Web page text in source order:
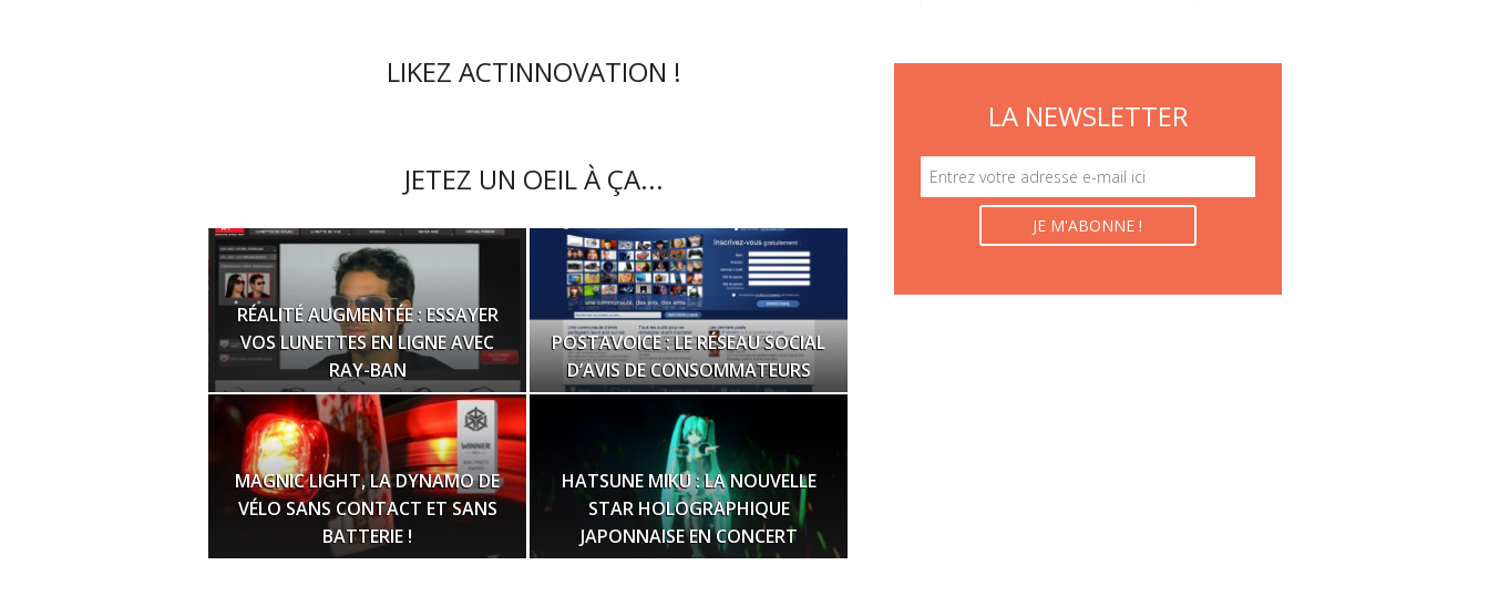
LIKEZ ACTINNOVATION !
JETEZ UN OEIL À ÇA...
RÉALITÉ AUGMENTÉE : ESSAYER
VOS LUNETTES EN LIGNE AVEC
RAY-BAN
POSTAVOICE : LE RÉSEAU SOCIAL
D’AVIS DE CONSOMMATEURS
MAGNIC LIGHT, LA DYNAMO DE
VÉLO SANS CONTACT ET SANS
BATTERIE !
HATSUNE MIKU : LA NOUVELLE
STAR HOLOGRAPHIQUE
JAPONNAISE EN CONCERT
LA NEWSLETTER